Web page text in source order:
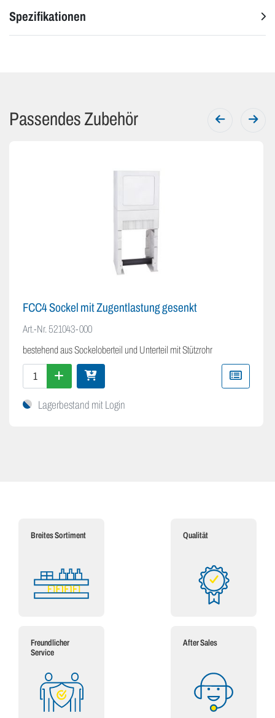
Spezifikationen
Passendes Zubehör
FCC4 Sockel mit Zugentlastung gesenkt
Art.-Nr. 521043-000
bestehend aus Sockeloberteil und Unterteil mit Stützrohr
Lagerbestand mit Login
Breites Sortiment Qualität
Freundlicher
Service
After Sales